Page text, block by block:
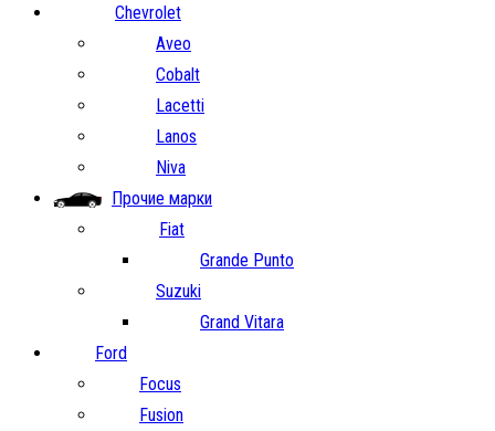
Chevrolet
Aveo
Cobalt
Lacetti
Lanos
Niva
Прочие марки
Fiat
Grande Punto
Suzuki
Grand Vitara
Ford
Focus
Fusion